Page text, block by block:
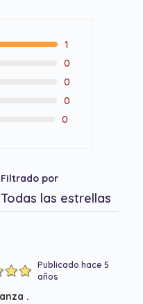
1
0
0
0
0
Filtrado por
Publicado hace 5
años
.